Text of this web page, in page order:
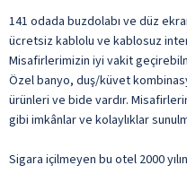
141 odada buzdolabı ve düz
ücretsiz kablolu ve kablosuz
Misafirlerimizin iyi vakit
Özel banyo, duş/küvet
ürünleri ve bide vardır.
gibi imkânlar ve kolaylıklar
Sigara içilmeyen bu otel 2000